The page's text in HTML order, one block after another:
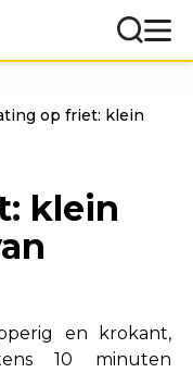
op friet: klein
klein
en krokant,
10 minuten